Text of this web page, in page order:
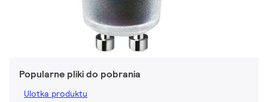
Popularne pliki do pobrania
Ulotka produktu